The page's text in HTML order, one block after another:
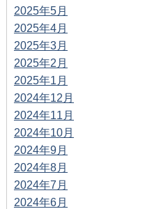
2025年5月
2025年4月
2025年3月
2025年2月
2025年1月
2024年12月
2024年11月
2024年10月
2024年9月
2024年8月
2024年7月
2024年6月